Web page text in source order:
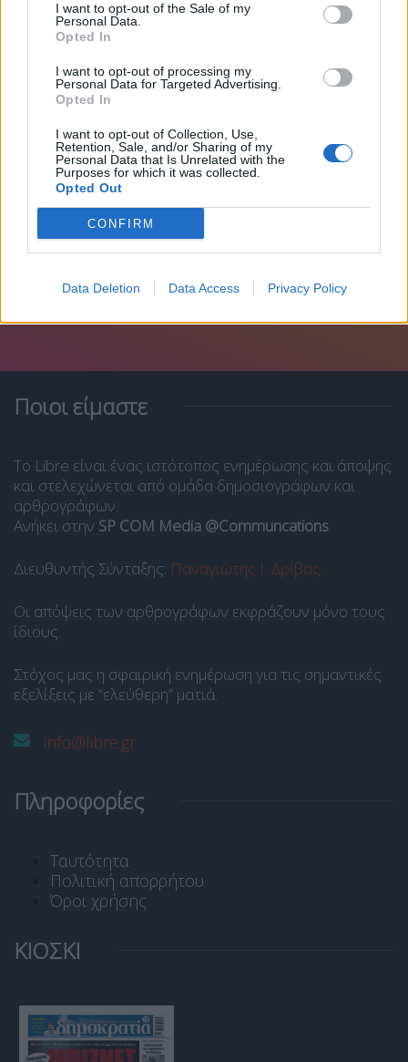
I want to opt-out of the Sale of my
Personal Data.
Opted In
I want to opt-out of processing my
Personal Data for Targeted Advertising.
Opted In
I want to opt-out of Collection, Use,
Retention, Sale, and/or Sharing of my
Personal Data that Is Unrelated with the
Purposes for which it was collected.
Opted Out
CONFIRM
Data Deletion Data Access Privacy Policy
Η Συντακτική ομάδα του Libre
14 Μαΐου, 2026
Στην Καστροπολιτεία του Μυστρά Λακωνίας θα
βρεθεί την Πέμπτη 21 Μαΐου 2026, ο
Πρωθυπουργός Κυριάκος Μητσοτάκης.
ΠΕΡΙΣΣΌΤΕΡΑ ...
Ποιοι είμαστε
Το Libre είναι ένας ιστότοπος ενημέρωσης και άποψης
και στελεχώνεται από ομάδα δημοσιογράφων και
αρθρογράφων.
Ανήκει στην SP COM Media @Communcations.
Διευθυντής Σύνταξης: Παναγιώτης Ι. Δρίβας.
Οι απόψεις των αρθρογράφων εκφράζουν μόνο τους
ίδιους.
Στόχος μας η σφαιρική ενημέρωση για τις σημαντικές
εξελίξεις με “ελεύθερη” ματιά.
info@libre.gr
Πληροφορίες
Ταυτότητα
Πολιτική απορρήτου
Όροι χρήσης
ΚΙΟΣΚΙ